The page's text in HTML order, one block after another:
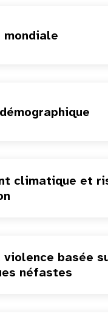
mondiale
climatique et
violence basée
néfastes